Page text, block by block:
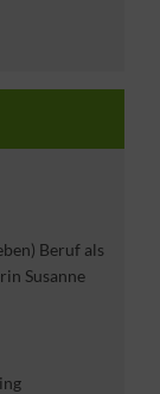
Beruf als
Susanne